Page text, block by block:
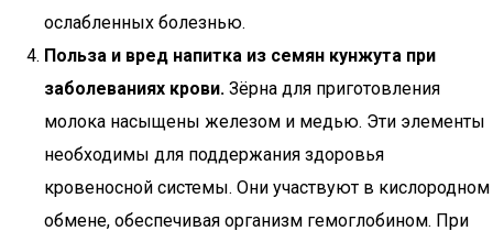
ослабленных болезнью.
Польза и вред напитка из семян кунжута при
заболеваниях крови. Зёрна для приготовления
молока насыщены железом и медью. Эти элементы
необходимы для поддержания здоровья
кровеносной системы. Они участвуют в кислородном
обмене, обеспечивая организм гемоглобином. При